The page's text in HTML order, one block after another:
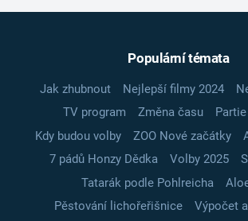
Populární témata
Jak zhubnout Nejlepší filmy 2024
TV program
Změna času Partie
Kdy budou volby
ZOO Nové začátky
7 pádů Honzy Dědka
Volby 2025
Tatarák podle Pohlreicha
Pěstování lichořeřišnice
Výpočet